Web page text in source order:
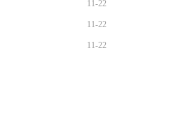
11-22
11-22
11-22